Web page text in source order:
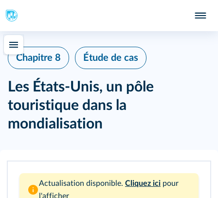
Chapitre 8 Étude de cas
Les États-Unis, un pôle
touristique dans la
mondialisation
Actualisation disponible. Cliquez ici pour
l'afficher